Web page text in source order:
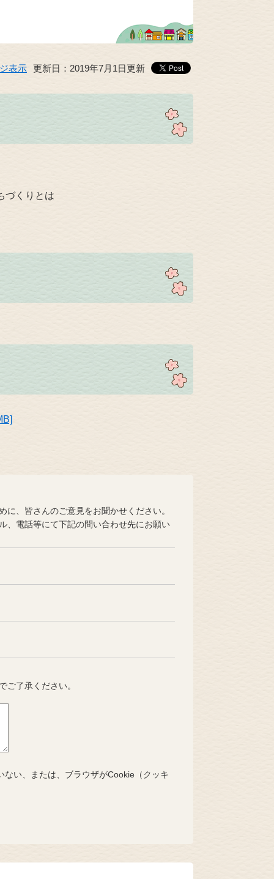
表示 更新日：2019年7月1日更新
づくりとは
、皆さんのご意見をお聞かせください。
電話等にて下記の問い合わせ先にお願い
ご了承ください。
い、または、ブラウザがCookie（クッキ